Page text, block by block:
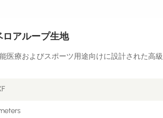
アループ生地
医療およびスポーツ用途向けに設計された高